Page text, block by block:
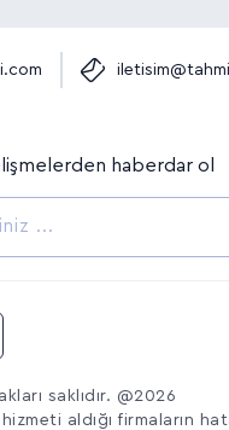
haberdar ol
saklıdır. @2026
aldığı firmaların